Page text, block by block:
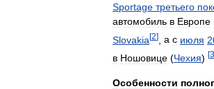
Sportage третьего
автомобиль в Европе
Slovakia[2] а с июля
в Ношовице (Чехия) [3
Особенности